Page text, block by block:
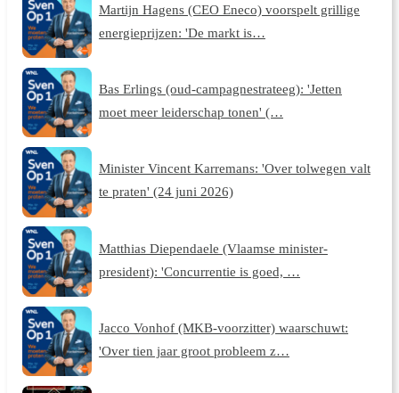
Martijn Hagens (CEO Eneco) voorspelt grillige
energieprijzen: 'De markt is…
Bas Erlings (oud-campagnestrateeg): 'Jetten
moet meer leiderschap tonen' (…
Minister Vincent Karremans: 'Over tolwegen valt
te praten' (24 juni 2026)
Matthias Diependaele (Vlaamse minister-
president): 'Concurrentie is goed, …
Jacco Vonhof (MKB-voorzitter) waarschuwt:
'Over tien jaar groot probleem z…